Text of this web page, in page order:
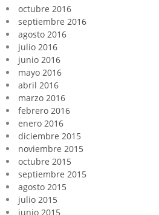
octubre 2016
septiembre 2016
agosto 2016
julio 2016
junio 2016
mayo 2016
abril 2016
marzo 2016
febrero 2016
enero 2016
diciembre 2015
noviembre 2015
octubre 2015
septiembre 2015
agosto 2015
julio 2015
junio 2015